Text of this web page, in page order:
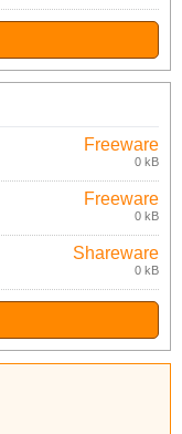
Freeware
0 kB
Freeware
0 kB
Shareware
0 kB